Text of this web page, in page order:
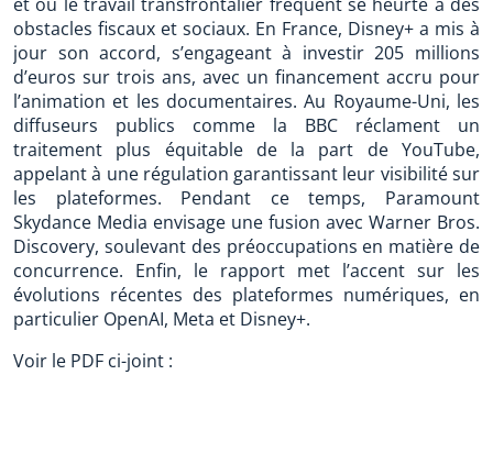
obstacles fiscaux et sociaux. En France, Disney+ a mis à
jour son accord, s’engageant à investir 205 millions
d’euros sur trois ans, avec un financement accru pour
l’animation et les documentaires. Au Royaume-Uni, les
diffuseurs publics comme la BBC réclament un
traitement plus équitable de la part de YouTube,
appelant à une régulation garantissant leur visibilité sur
les plateformes. Pendant ce temps, Paramount
Skydance Media envisage une fusion avec Warner Bros.
Discovery, soulevant des préoccupations en matière de
concurrence. Enfin, le rapport met l’accent sur les
évolutions récentes des plateformes numériques, en
particulier OpenAI, Meta et Disney+.
Voir le PDF ci-joint :